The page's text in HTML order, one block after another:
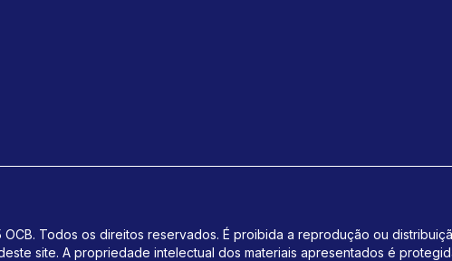
Todos os direitos reservados. É proibida a reprodução ou
site.A propriedade intelectual dos materiais apresentados é